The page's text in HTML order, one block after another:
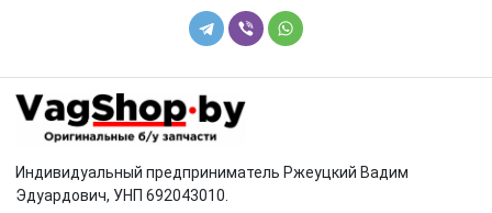
Индивидуальный предприниматель Ржеуцкий Вадим
Эдуардович, УНП 692043010.